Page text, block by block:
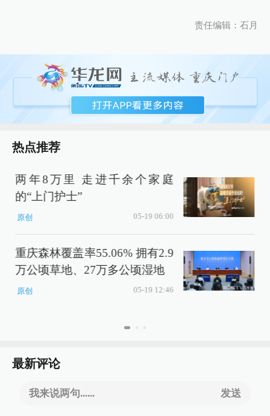
责任编辑：石月
热点推荐
两年8万里 走进千余个家庭
的“上门护士”
原创 05-19 06:00
重庆森林覆盖率55.06% 拥有2.9
万公顷草地、27万多公顷湿地
原创 05-19 12:46
最新评论
我来说两句...... 发送